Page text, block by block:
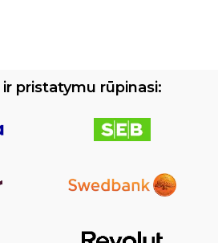
pristatymu rūpinasi: